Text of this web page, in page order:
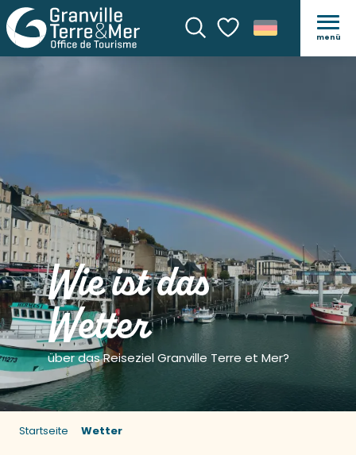
SucheVoir les favoris
menü
Wie ist das
Wetter
über das Reiseziel Granville Terre et Mer?
Startseite Wetter